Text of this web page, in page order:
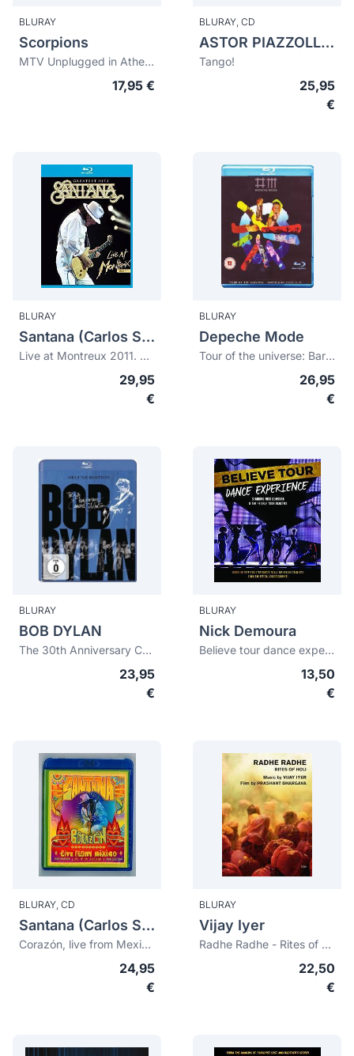
BLURAY
Scorpions
MTV Unplugged in Athens
17,95 €
BLURAY, CD
ASTOR PIAZZOLLA (1921-1992)
Tango!
25,95
€
BLURAY
Santana (Carlos Santana)
Live at Montreux 2011. Greatest Hits
29,95
€
BLURAY
Depeche Mode
Tour of the universe: Barcelona 20/21.11.09
26,95
€
BLURAY
BOB DYLAN
The 30th Anniversary Concert Celebration (deluxe edition)
23,95
€
BLURAY
Nick Demoura
Believe tour dance experience
13,50
€
BLURAY, CD
Santana (Carlos Santana)
Corazón, live from Mexico: Live it to believe it
24,95
€
BLURAY
Vijay Iyer
Radhe Radhe - Rites of Holi (digipack)
22,50
€